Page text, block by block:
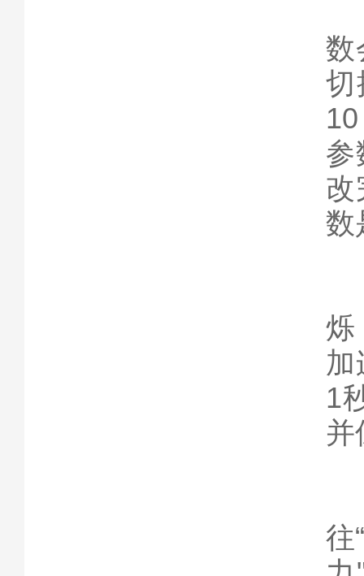
数
切
参
改
数
烁
加
1
并
往